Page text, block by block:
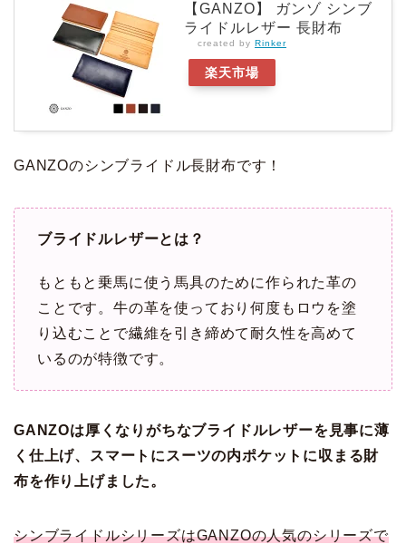
【GANZO】 ガンゾ シンブ
ライドルレザー 長財布
created by Rinker
楽天市場
GANZOのシンブライドル長財布です！
ブライドルレザーとは？
もともと乗馬に使う馬具のために作られた革の
ことです。牛の革を使っており何度もロウを塗
り込むことで繊維を引き締めて耐久性を高めて
いるのが特徴です。
GANZOは厚くなりがちなブライドルレザーを見事に薄
く仕上げ、スマートにスーツの内ポケットに収まる財
布を作り上げました。
シンブライドルシリーズはGANZOの人気のシリーズで